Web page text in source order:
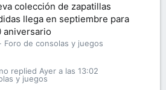
colección de zapatillas
llega en septiembre para
aniversario
Foro de consolas y juegos
y juegos
Ayer a las 13:02